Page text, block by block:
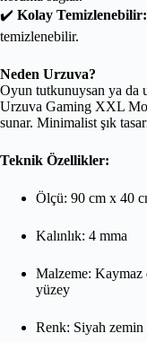
✔️ Kolay Temizlenebilir:
temizlenebilir.
Neden Urzuva?
Oyun tutkunuysan ya da
Urzuva Gaming XXL
sunar. Minimalist şık
Teknik Özellikler:
Ölçü: 90 cm x 40
Kalınlık: 4 mma
Malzeme: Kaymaz
yüzey
Renk: Siyah zemin